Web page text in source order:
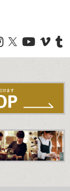
を通じて様々な甲
老と蟹をベース
に渡る試行錯誤
りするような海の